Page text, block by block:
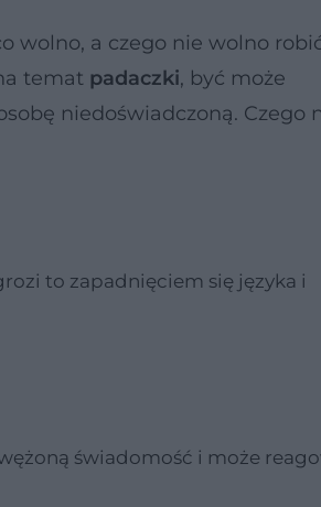
wolno, a czego nie wolno
temat padaczki, być może
niedoświadczoną. Czego
to zapadnięciem się języka i
świadomość i może